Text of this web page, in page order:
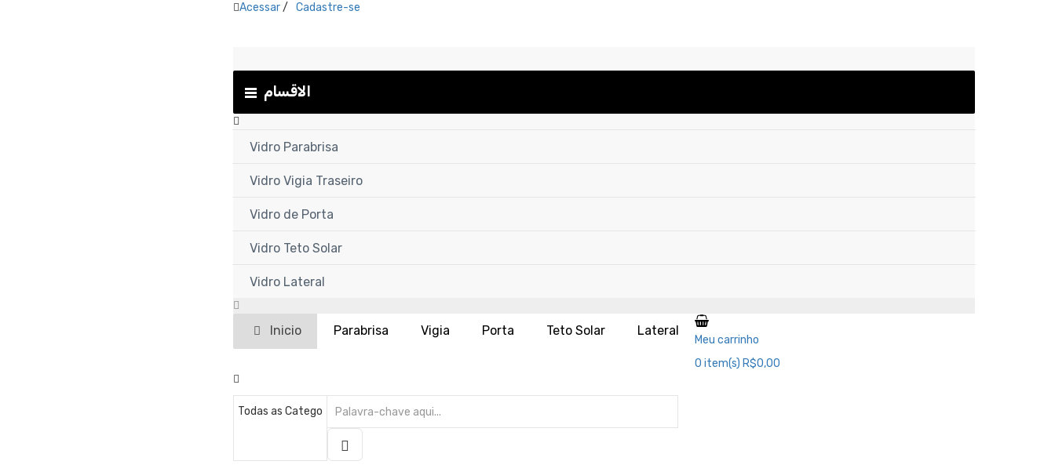
Acessar/ Cadastre-se
الاقسام
Vidro Parabrisa
Vidro Vigia Traseiro
Vidro de Porta
Vidro Teto Solar
Vidro Lateral
Inicio Parabrisa Vigia Porta Teto Solar Lateral
Meu carrinho
0 item(s) R$0,00